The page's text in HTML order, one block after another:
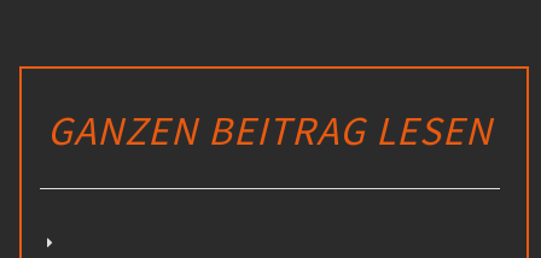
GANZEN BEITRAG LESEN